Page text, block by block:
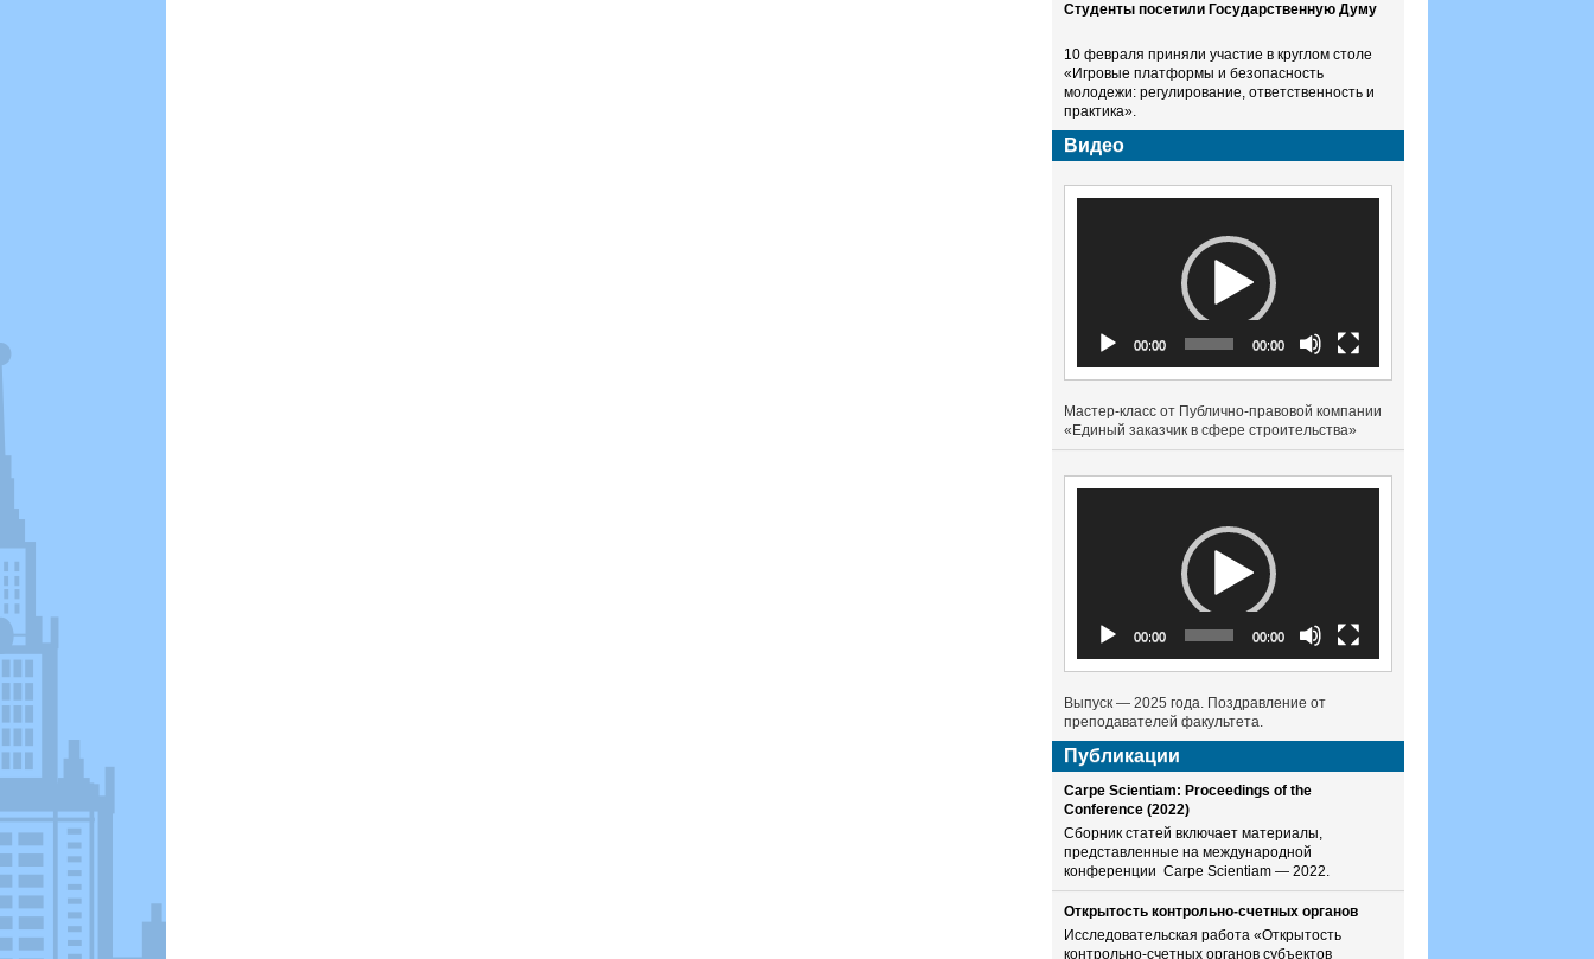
Студенты посетили Государственную Думу
10 февраля приняли участие в круглом столе
«Игровые платформы и безопасность
молодежи: регулирование, ответственность и
практика».
Видео
00:00 00:00
Мастер-класс от Публично-правовой компании
«Единый заказчик в сфере строительства»
00:00 00:00
Выпуск — 2025 года. Поздравление от
преподавателей факультета.
Публикации
Carpe Scientiam: Proceedings of the
Conference (2022)
Сборник статей включает материалы,
представленные на международной
конференции Carpe Scientiam — 2022.
Открытость контрольно-счетных органов
Исследовательская работа «Открытость
контрольно-счетных органов субъектов